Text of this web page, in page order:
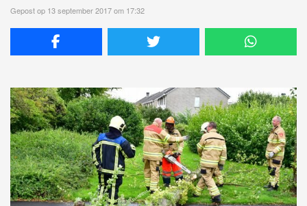
Gepost op 13 september 2017 om 17:32